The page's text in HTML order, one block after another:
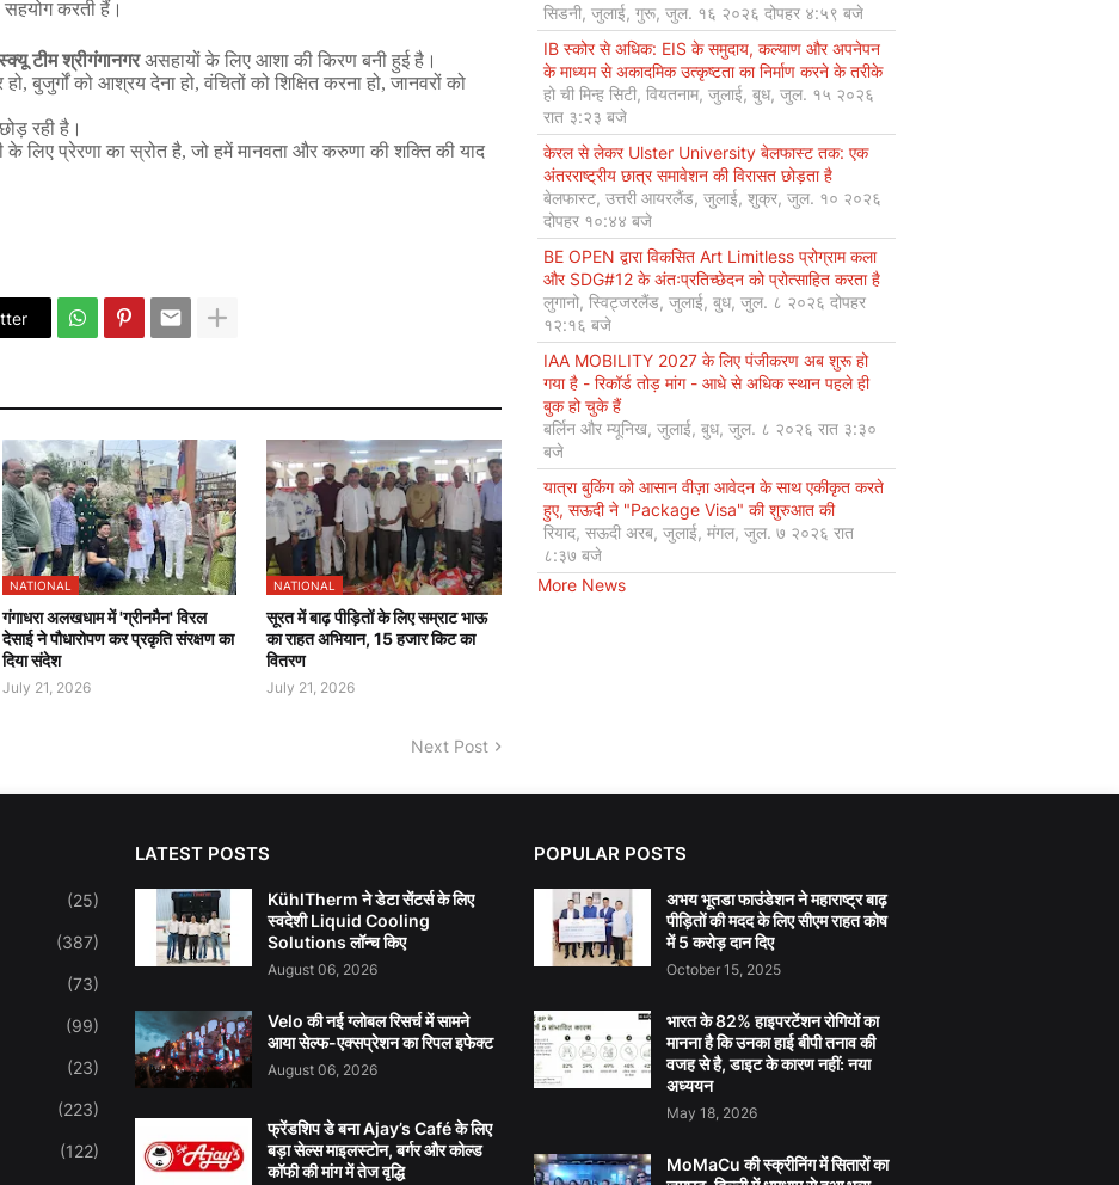
सहयोग करती हैं।
टीम श्रीगंगानगर असहायों के लिए आशा की किरण बनी हुई है।
हो, बुजुर्गों को आश्रय देना हो, वंचितों को शिक्षित करना हो, जानवरों को
छोड़ रही है।
के लिए प्रेरणा का स्रोत है, जो हमें मानवता और करुणा की शक्ति की याद
NATIONAL
गंगाधरा अलखधाम में 'ग्रीनमैन' विरल
देसाई ने पौधारोपण कर प्रकृति संरक्षण का
दिया संदेश
July 21, 2026
NATIONAL
सूरत में बाढ़ पीड़ितों के लिए सम्राट भाऊ
का राहत अभियान, 15 हजार किट का
वितरण
July 21, 2026
Next Post
सिडनी, जुलाई, गुरू, जुल. १६ २०२६ दोपहर ४:५९ बजे
IB स्कोर से अधिक: EIS के समुदाय, कल्याण और अपनेपन
के माध्यम से अकादमिक उत्कृष्टता का निर्माण करने के तरीके
हो ची मिन्ह सिटी, वियतनाम, जुलाई, बुध, जुल. १५ २०२६
रात ३:२३ बजे
केरल से लेकर Ulster University बेलफास्ट तक: एक
अंतरराष्ट्रीय छात्र समावेशन की विरासत छोड़ता है
बेलफास्ट, उत्तरी आयरलैंड, जुलाई, शुक्र, जुल. १० २०२६
दोपहर १०:४४ बजे
BE OPEN द्वारा विकसित Art Limitless प्रोग्राम कला
और SDG#12 के अंतःप्रतिच्छेदन को प्रोत्साहित करता है
लुगानो, स्विट्जरलैंड, जुलाई, बुध, जुल. ८ २०२६ दोपहर
१२:१६ बजे
IAA MOBILITY 2027 के लिए पंजीकरण अब शुरू हो
गया है - रिकॉर्ड तोड़ मांग - आधे से अधिक स्थान पहले ही
बुक हो चुके हैं
बर्लिन और म्यूनिख, जुलाई, बुध, जुल. ८ २०२६ रात ३:३०
बजे
यात्रा बुकिंग को आसान वीज़ा आवेदन के साथ एकीकृत करते
हुए, सऊदी ने "Package Visa" की शुरुआत की
रियाद, सऊदी अरब, जुलाई, मंगल, जुल. ७ २०२६ रात
८:३७ बजे
More News
(25)
(387)
(73)
(99)
(23)
(223)
(122)
LATEST POSTS
KühlTherm ने डेटा सेंटर्स के लिए
स्वदेशी Liquid Cooling
Solutions लॉन्च किए
August 06, 2026
Velo की नई ग्लोबल रिसर्च में सामने
आया सेल्फ-एक्सप्रेशन का रिपल इफेक्ट
August 06, 2026
फ्रेंडशिप डे बना Ajay’s Café के लिए
बड़ा सेल्स माइलस्टोन, बर्गर और कोल्ड
कॉफी की मांग में तेज वृद्धि
POPULAR POSTS
अभय भूतडा फाउंडेशन ने महाराष्ट्र बाढ़
पीड़ितों की मदद के लिए सीएम राहत कोष
में 5 करोड़ दान दिए
October 15, 2025
भारत के 82% हाइपरटेंशन रोगियों का
मानना है कि उनका हाई बीपी तनाव की
वजह से है, डाइट के कारण नहीं: नया
अध्ययन
May 18, 2026
MoMaCu की स्क्रीनिंग में सितारों का